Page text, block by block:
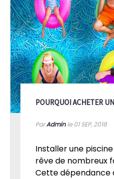
POURQUOI ACHETER
ParAdminle 01SEP, 2018
Installer une
rêve de nombreux
Cette dépendance